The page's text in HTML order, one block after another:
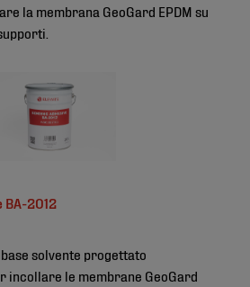
la membrana GeoGard EPDM su
BA-2012
solvente progettato
incollare le membrane GeoGard